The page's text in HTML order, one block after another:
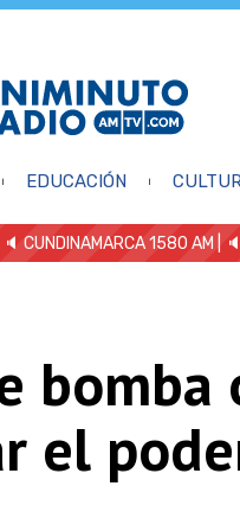
EDUCACIÓN
| 🔈 CUNDINAMARCA 1580 AM |
el